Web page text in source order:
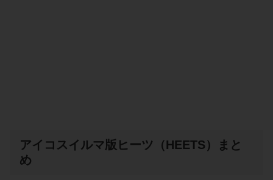
アイコスイルマ版ヒーツ（HEETS）まと
め